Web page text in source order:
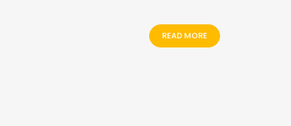
READ MORE